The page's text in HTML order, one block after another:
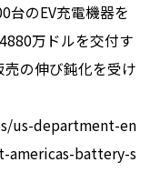
台のEV充電機器を
万ドルを交付す
売の伸び鈍化を受け
us-department-en
americas-battery-s